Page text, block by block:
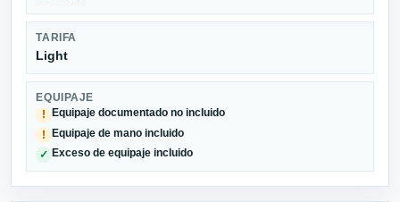
TARIFA
Light
EQUIPAJE
!
Equipaje documentado no incluido
! Equipaje de mano incluido
✓ Exceso de equipaje incluido